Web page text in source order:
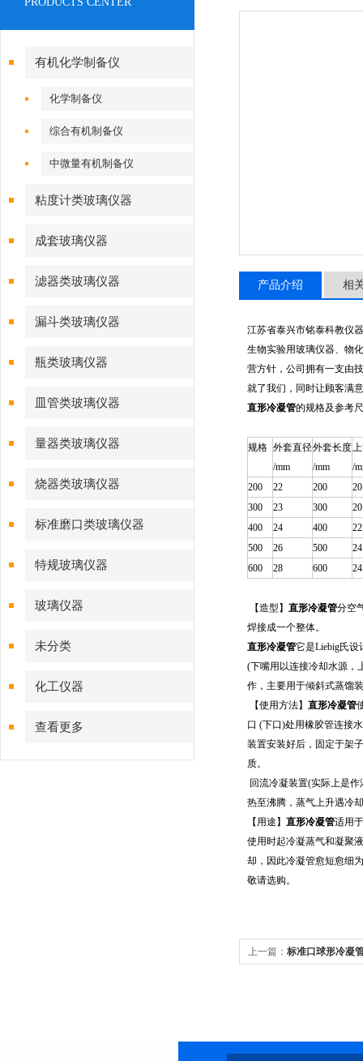
有机化学制备仪
化学制备仪
综合有机制备仪
中微量有机制备仪
粘度计类玻璃仪器
成套玻璃仪器
滤器类玻璃仪器
漏斗类玻璃仪器
瓶类玻璃仪器
皿管类玻璃仪器
量器类玻璃仪器
烧器类玻璃仪器
标准磨口类玻璃仪器
特规玻璃仪器
玻璃仪器
未分类
化工仪器
查看更多
产品介绍 相
江苏省泰兴市铭泰科教仪
生物实验用玻璃仪器、物
营方针，公司拥有一支由
就了我们，同时让顾客满
直形冷凝管的规格及参考
规格 外套直径
/mm
外套长度
/mm
/
200
22 200
20
300
23 300
20
400
24 400
22
500
26 500
24
600
28 600 24
【造型】 直形冷凝管分空
焊接成一个整体。
直形冷凝管它是Liebig氏
(下嘴用以连接冷却水源，
作，主要用于倾斜式蒸馏
【使用方法】 直形冷凝管
口 (下口)处用橡胶管连接
装置安装好后，固定于架
质。
回流冷凝装置(实际上是
热至沸腾，蒸气上升遇冷
【用途】 直形冷凝管适用
使用时起冷凝蒸气和凝聚
却，因此冷凝管愈短愈细
敬请选购。
上一篇： 标准口球形冷凝